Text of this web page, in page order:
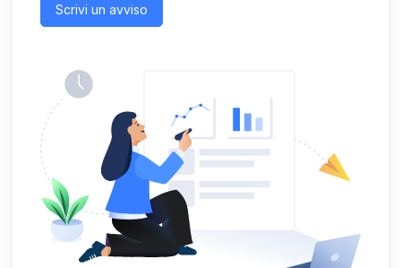
Scrivi un avviso